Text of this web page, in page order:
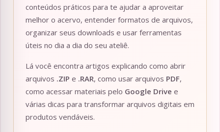
conteúdos práticos para te ajudar a aproveitar
melhor o acervo, entender formatos de arquivos,
organizar seus downloads e usar ferramentas
úteis no dia a dia do seu ateliê.
Lá você encontra artigos explicando como abrir
arquivos .ZIP e .RAR, como usar arquivos PDF,
como acessar materiais pelo Google Drive e
várias dicas para transformar arquivos digitais em
produtos vendáveis.